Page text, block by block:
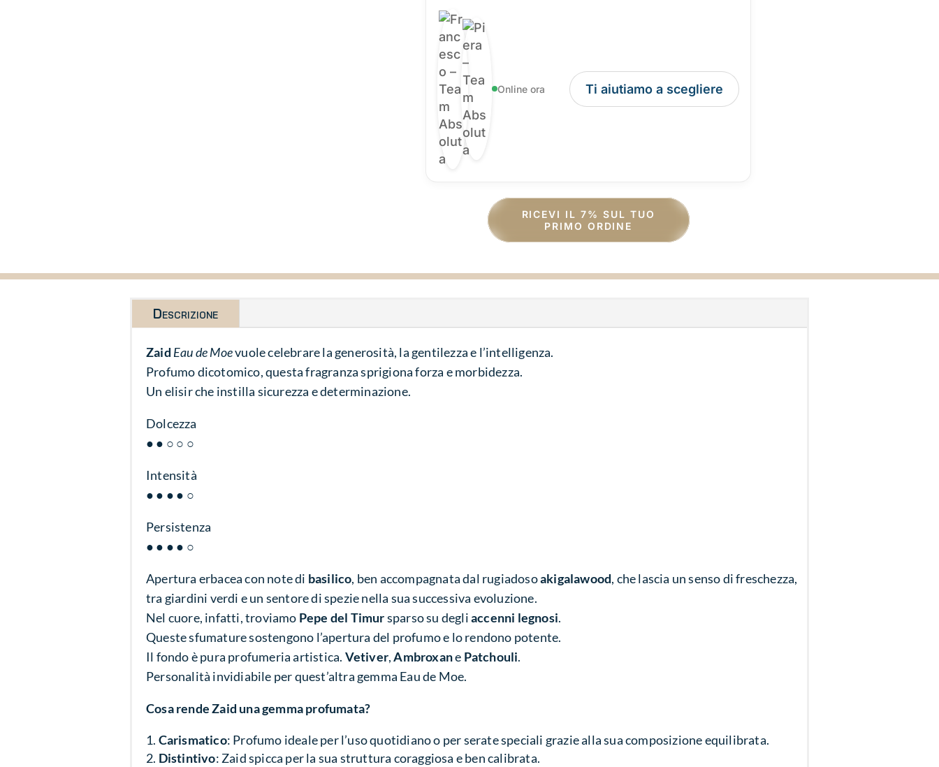
Online ora Ti aiutiamo a scegliere
RICEVI IL 7% SUL TUO
PRIMO ORDINE
Descrizione
Zaid Eau de Moevuole celebrare la generosità, la gentilezza e l’intelligenza.
Profumo dicotomico, questa fragranza sprigiona forza e morbidezza.
Un elisir che instilla sicurezza e determinazione.
Dolcezza
● ● ○ ○ ○
Intensità
● ● ● ● ○
Persistenza
● ● ● ● ○
Apertura erbacea con note di basilico, ben accompagnata dal rugiadosoakigalawood, che lascia un senso di freschezza,
tra giardini verdi e un sentore di spezie nella sua successiva evoluzione.
Nel cuore, infatti, troviamo Pepe del Timursparso su degliaccenni legnosi.
Queste sfumature sostengono l’apertura del profumo e lo rendono potente.
Il fondo è pura profumeria artistica. Vetiver,Ambroxane Patchouli.
Personalità invidiabile per quest’altra gemma Eau de Moe.
Cosa rende Zaid una gemma profumata?
Carismatico: Profumo ideale per l’uso quotidiano o per serate speciali grazie alla sua composizione equilibrata.
Distintivo: Zaid spicca per la sua struttura coraggiosa e ben calibrata.